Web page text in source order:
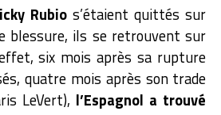
Rubio s’étaient quittés sur
blessure, ils se retrouvent sur
six mois après sa rupture
quatre mois après son trade
LeVert), l’Espagnol a trouvé